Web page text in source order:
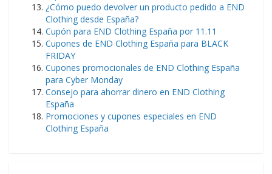
¿Cómo puedo devolver un producto pedido a END
Clothing desde España?
Cupón para END Clothing España por 11.11
Cupones de END Clothing España para BLACK
FRIDAY
Cupones promocionales de END Clothing España
para Cyber ​​Monday
Consejo para ahorrar dinero en END Clothing
España
Promociones y cupones especiales en END
Clothing España